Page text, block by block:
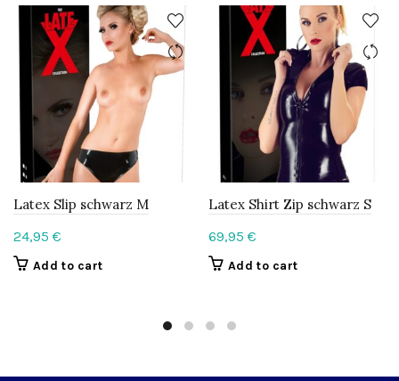
Latex Slip schwarz M
24,95 €
Add to cart
Latex Shirt Zip schwarz S
69,95 €
Add to cart